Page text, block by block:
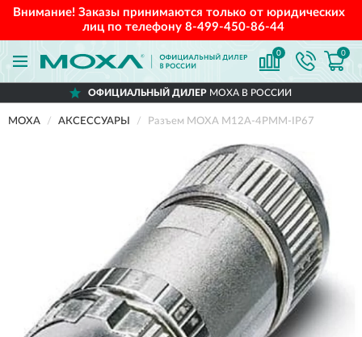
Внимание! Заказы принимаются только от юридических
лиц по телефону 8-499-450-86-44
0 0
ОФИЦИАЛЬНЫЙ ДИЛЕРMOXA В РОССИИ
MOXA АКСЕССУАРЫ Разъем MOXA M12A-4PMM-IP67